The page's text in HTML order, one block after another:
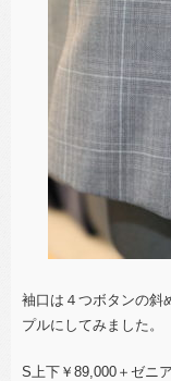
袖口は４つボタンの斜
プルにしてみました。
S上下￥89,000＋ゼニ